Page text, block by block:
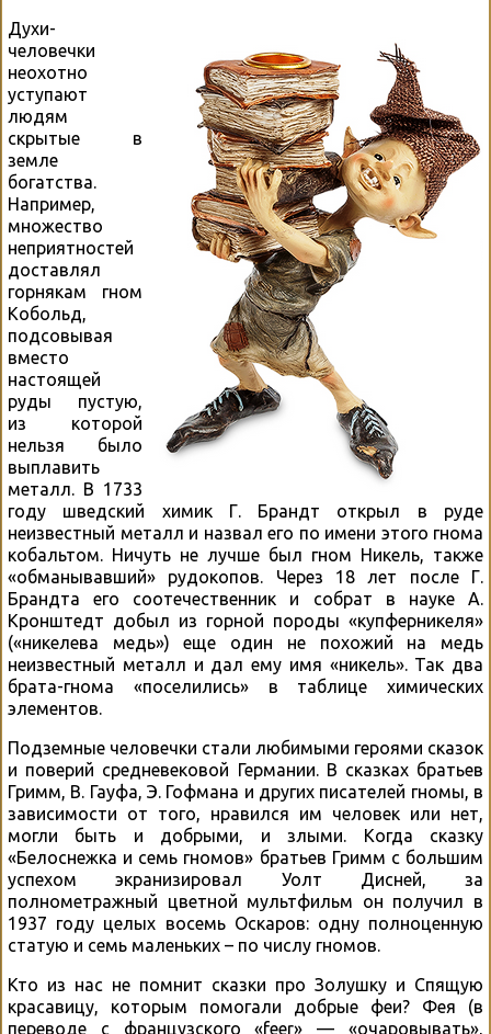
Духи-
человечки
неохотно
уступают
людям
скрытые в
земле
богатства.
Например,
множество
неприятностей
доставлял
горнякам гном
Кобольд,
подсовывая
вместо
настоящей
руды пустую,
из которой
нельзя было
выплавить
металл. В 1733
году шведский химик Г. Брандт открыл в руде
неизвестный металл и назвал его по имени этого гнома
кобальтом. Ничуть не лучше был гном Никель, также
«обманывавший» рудокопов. Через 18 лет после Г.
Брандта его соотечественник и собрат в науке А.
Кронштедт добыл из горной породы «купферникеля»
(«никелева медь») еще один не похожий на медь
неизвестный металл и дал ему имя «никель». Так два
брата-гнома «поселились» в таблице химических
элементов.
Подземные человечки стали любимыми героями сказок
и поверий средневековой Германии. В сказках братьев
Гримм, В. Гауфа, Э. Гофмана и других писателей гномы, в
зависимости от того, нравился им человек или нет,
могли быть и добрыми, и злыми. Когда сказку
«Белоснежка и семь гномов» братьев Гримм с большим
успехом экранизировал Уолт Дисней, за
полнометражный цветной мультфильм он получил в
1937 году целых восемь Оскаров: одну полноценную
статую и семь маленьких – по числу гномов.
Кто из нас не помнит сказки про Золушку и Спящую
красавицу, которым помогали добрые феи? Фея (в
переводе с французского «feer» — «очаровывать»,